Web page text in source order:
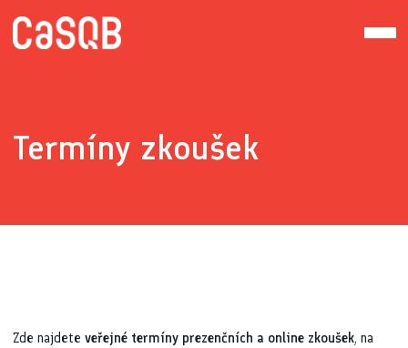
Termíny zkoušek
Zde najdete veřejné termíny prezenčních a online zkoušek, na